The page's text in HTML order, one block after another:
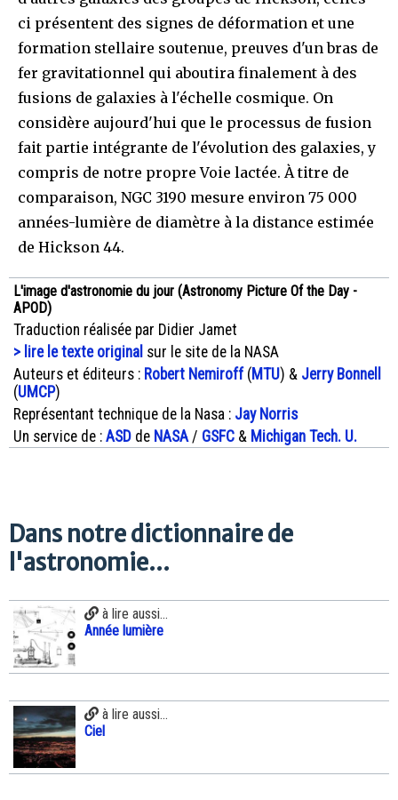
ci présentent des signes de déformation et une
formation stellaire soutenue, preuves d'un bras de
fer gravitationnel qui aboutira finalement à des
fusions de galaxies à l'échelle cosmique. On
considère aujourd'hui que le processus de fusion
fait partie intégrante de l'évolution des galaxies, y
compris de notre propre Voie lactée. À titre de
comparaison, NGC 3190 mesure environ 75 000
années-lumière de diamètre à la distance estimée
de Hickson 44.
L'image d'astronomie du jour (Astronomy Picture Of the Day -
APOD)
Traduction réalisée par Didier Jamet
> lire le texte original sur le site de la NASA
Auteurs et éditeurs : Robert Nemiroff(MTU) & Jerry Bonnell
(UMCP)
Représentant technique de la Nasa : Jay Norris
Un service de : ASD de NASA / GSFC & Michigan Tech. U.
Dans notre dictionnaire de
l'astronomie...
à lire aussi...
Année lumière
à lire aussi...
Ciel